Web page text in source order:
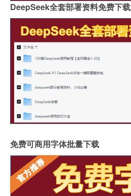
DeepSeek全套部署资料免费下载
免费可商用字体批量下载